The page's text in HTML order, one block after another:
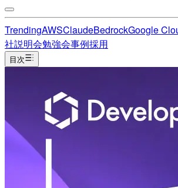
TrendingAWSClaudeBedrockGoogle
社説明会勉強会事例採用
目次